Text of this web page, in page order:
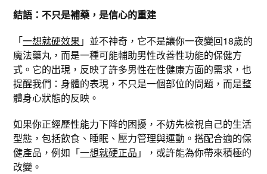
結語：不只是補藥，是信心的重建
「一想就硬效果 」並不神奇，它不是讓你一夜變回18歲的
魔法藥丸，而是一種可能輔助男性改善性功能的保健方
式。它的出現，反映了許多男性在性健康方面的需求，也
提醒我們：身體的表現，不只是一個部位的問題，而是整
體身心狀態的反映。
如果你正經歷性能力下降的困擾，不妨先檢視自己的生活
型態，包括飲食、睡眠、壓力管理與運動。搭配合適的保
健產品，例如「一想就硬正品 」，或許能為你帶來積極的
改變。